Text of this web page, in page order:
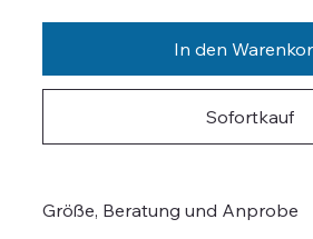
In den
Sofortkauf
Größe, Beratung und Anprobe